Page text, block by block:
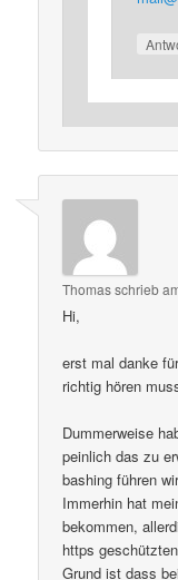
Thomasschrieb
Hi,
erst mal danke
richtig hören
Dummerweise
peinlich das zu
bashing führen
Immerhin hat
bekommen,
https
Grund ist dass